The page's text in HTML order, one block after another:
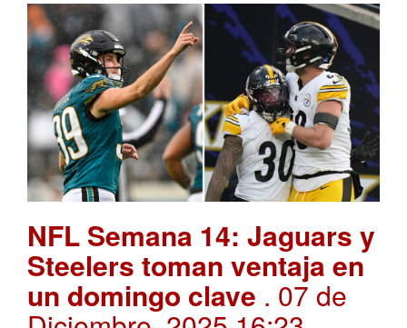
NFL Semana 14: Jaguars y
Steelers toman ventaja en
un domingo clave . 07 de